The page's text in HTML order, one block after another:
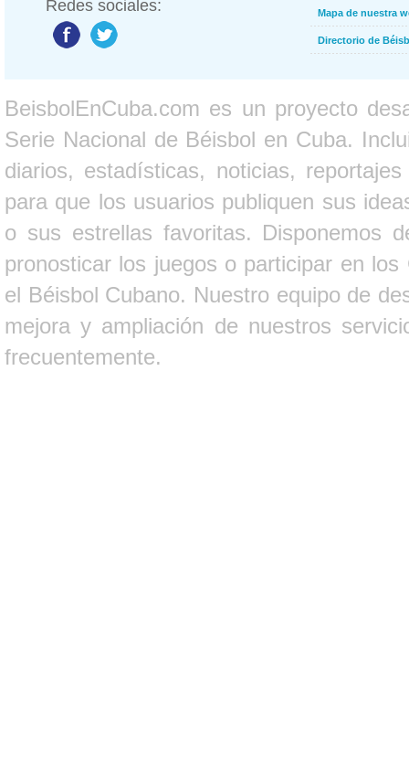
Redes sociales: Mapa de nuestra
Directorio de
BeisbolEnCuba.com es un proyecto
Serie Nacional de Béisbol en Cuba.
diarios, estadísticas, noticias,
para que los usuarios publiquen sus
o sus estrellas favoritas. Disponemos
pronosticar los juegos o participar en
el Béisbol Cubano. Nuestro equipo de
mejora y ampliación de nuestros
frecuentemente.